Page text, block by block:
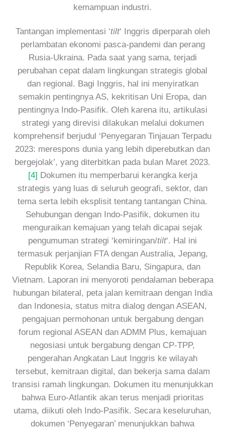
kemampuan industri.
Tantangan implementasi ‘tilt‘ Inggris diperparah oleh
perlambatan ekonomi pasca-pandemi dan perang
Rusia-Ukraina. Pada saat yang sama, terjadi
perubahan cepat dalam lingkungan strategis global
dan regional. Bagi Inggris, hal ini menyiratkan
semakin pentingnya AS, kekritisan Uni Eropa, dan
pentingnya Indo-Pasifik. Oleh karena itu, artikulasi
strategi yang direvisi dilakukan melalui dokumen
komprehensif berjudul ‘Penyegaran Tinjauan Terpadu
2023: merespons dunia yang lebih diperebutkan dan
bergejolak’, yang diterbitkan pada bulan Maret 2023.
[4] Dokumen itu memperbarui kerangka kerja
strategis yang luas di seluruh geografi, sektor, dan
tema serta lebih eksplisit tentang tantangan China.
Sehubungan dengan Indo-Pasifik, dokumen itu
menguraikan kemajuan yang telah dicapai sejak
pengumuman strategi ‘kemiringan/tilt‘. Hal ini
termasuk perjanjian FTA dengan Australia, Jepang,
Republik Korea, Selandia Baru, Singapura, dan
Vietnam. Laporan ini menyoroti pendalaman beberapa
hubungan bilateral, peta jalan kemitraan dengan India
dan Indonesia, status mitra dialog dengan ASEAN,
pengajuan permohonan untuk bergabung dengan
forum regional ASEAN dan ADMM Plus, kemajuan
negosiasi untuk bergabung dengan CP-TPP,
pengerahan Angkatan Laut Inggris ke wilayah
tersebut, kemitraan digital, dan bekerja sama dalam
transisi ramah lingkungan. Dokumen itu menunjukkan
bahwa Euro-Atlantik akan terus menjadi prioritas
utama, diikuti oleh Indo-Pasifik. Secara keseluruhan,
dokumen ‘Penyegaran’ menunjukkan bahwa